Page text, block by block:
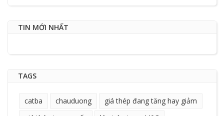
TIN MỚI NHẤT
TAGS
catba chauduong
giá thép đang tăng hay giảm